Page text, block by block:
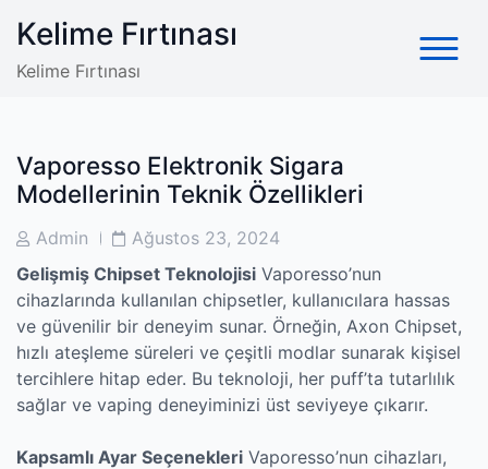
content
Kelime Fırtınası
Kelime Fırtınası
Vaporesso Elektronik Sigara
Modellerinin Teknik Özellikleri
PostAdmin
PostAğustos 23, 2024
Gelişmiş Chipset Teknolojisi Vaporesso’nun
cihazlarında kullanılan chipsetler, kullanıcılara hassas
ve güvenilir bir deneyim sunar. Örneğin, Axon Chipset,
hızlı ateşleme süreleri ve çeşitli modlar sunarak kişisel
tercihlere hitap eder. Bu teknoloji, her puff’ta tutarlılık
sağlar ve vaping deneyiminizi üst seviyeye çıkarır.
Kapsamlı Ayar Seçenekleri Vaporesso’nun cihazları,